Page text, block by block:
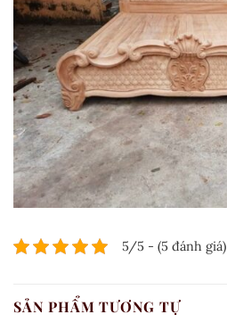
5/5 - (5 đánh giá)
SẢN PHẨM TƯƠNG TỰ